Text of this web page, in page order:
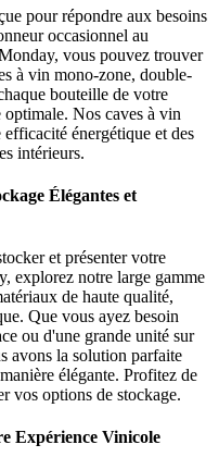
pour répondre aux besoins
occasionnel au
vous pouvez trouver
à vin mono-zone, double-
bouteille de votre
optimale. Nos caves à vin
énergétique et des
intérieurs.
Élégantes et
et présenter votre
explorez notre large gamme
de haute qualité,
Que vous ayez besoin
ou d'une grande unité sur
avons la solution parfaite
élégante. Profitez de
vos options de stockage.
Expérience Vinicole